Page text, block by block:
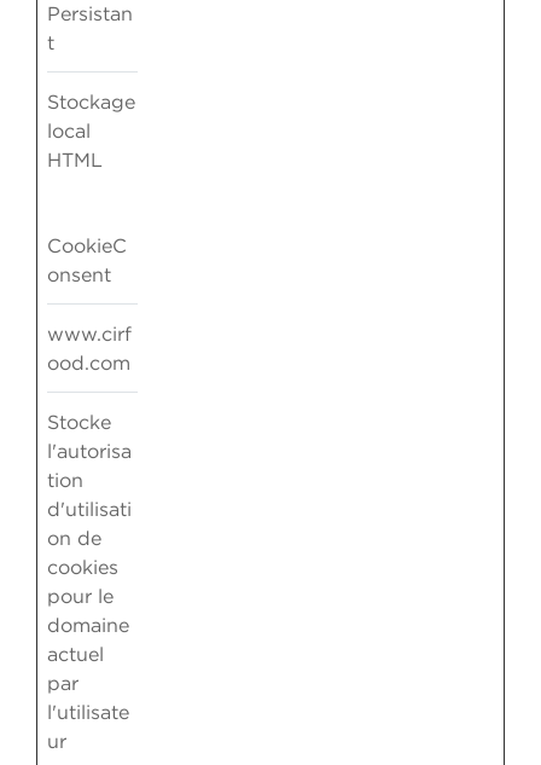
Persistan
t
Stockage
local
HTML
CookieC
onsent
www.cirf
ood.com
Stocke
l'autorisa
tion
d'utilisati
on de
cookies
pour le
domaine
actuel
par
l'utilisate
ur